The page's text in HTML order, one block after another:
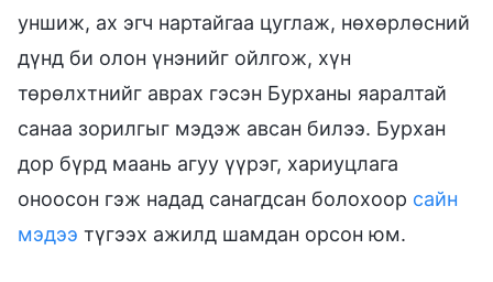
уншиж, ах эгч нартайгаа цуглаж, нөхөрлөсний
дүнд би олон үнэнийг ойлгож, хүн
төрөлхтнийг аврах гэсэн Бурханы яаралтай
санаа зорилгыг мэдэж авсан билээ. Бурхан
дор бүрд маань агуу үүрэг, хариуцлага
оноосон гэж надад санагдсан болохоор сайн
мэдээ түгээх ажилд шамдан орсон юм.